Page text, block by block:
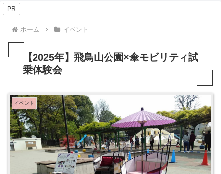
PR
ホーム イベント
【2025年】飛鳥山公園×傘モビリティ試
乗体験会
イベント